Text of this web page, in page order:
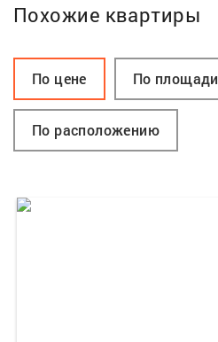
Похожие квартиры
По цене По площади
По расположению